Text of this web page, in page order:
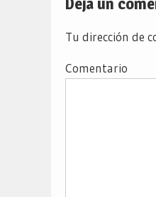
Deja un
Tu dirección de
Comentario